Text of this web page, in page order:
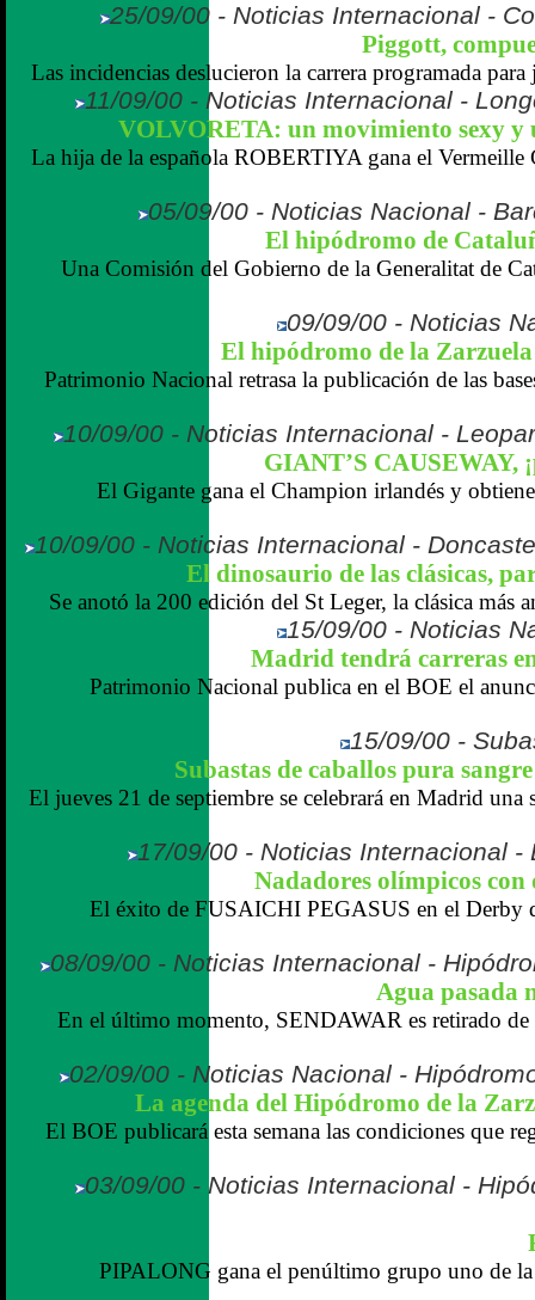
25/09/00 - Noticias Internacional -
Piggott,
Las incidencias deslucieron la carrera programada
11/09/00 - Noticias Internacional -
VOLVORETA: un movimiento sexy y
La hija de la española ROBERTIYA gana el Vermeille
05/09/00 - Noticias Nacional -
El hipódromo de
Una Comisión del Gobierno de la Generalitat de
09/09/00 - Noticias
El hipódromo de la Zarzuela
Patrimonio Nacional retrasa la publicación de las
10/09/00 - Noticias Internacional -
GIANT’S CAUSEWAY,
El Gigante gana el Champion irlandés y
10/09/00 - Noticias Internacional -
El dinosaurio de las clásicas,
Se anotó la 200 edición del St Leger, la clásica más
15/09/00 - Noticias
Madrid tendrá carreras
Patrimonio Nacional publica en el BOE el
15/09/00 -
Subastas de caballos pura
El jueves 21 de septiembre se celebrará en Madrid una
17/09/00 - Noticias Internacional -
Nadadores olímpicos con
El éxito de FUSAICHI PEGASUS en el Derby
08/09/00 - Noticias Internacional -
Agua pasada
En el último momento, SENDAWAR es retirado de
02/09/00 - Noticias Nacional -
La agenda del Hipódromo de la
El BOE publicará esta semana las condiciones que
03/09/00 - Noticias Internacional -
PIPALONG gana el penúltimo grupo uno de la